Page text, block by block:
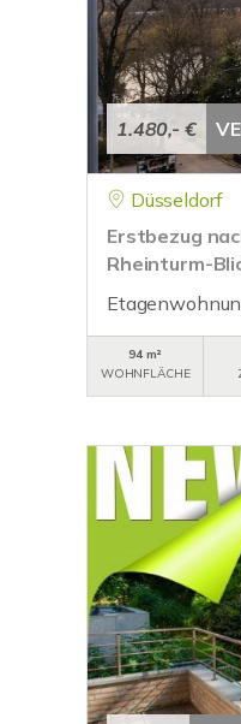
1.480,- €
Düsseldorf
Erstbezug
Rheinturm-
94 m²
WOHNFLÄCHE